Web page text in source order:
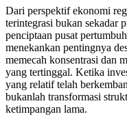
Dari perspektif ekonomi
terintegrasi bukan sekadar
penciptaan pusat
menekankan pentingnya
memecah konsentrasi dan
yang tertinggal. Ketika
yang relatif telah
bukanlah transformasi
ketimpangan lama.